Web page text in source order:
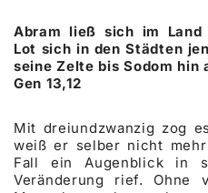
Abram ließ sich im Land
Lot sich in den Städten
seine Zelte bis Sodom hin
Gen 13,12
Mit dreiundzwanzig zog
weiß er selber nicht
Fall ein Augenblick in
Veränderung rief. Ohne